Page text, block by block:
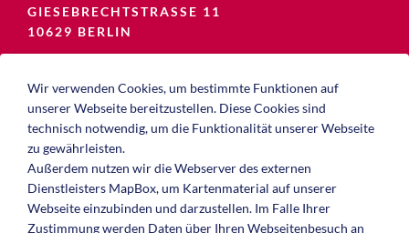
GIESEBRECHTSTRASSE 11
10629 BERLIN
FAX:
07141 911-7301
MAIL:
kontakt[at]avila-immobilien.de
Wir verwenden Cookies, um bestimmte Funktionen auf
unserer Webseite bereitzustellen. Diese Cookies sind
technisch notwendig, um die Funktionalität unserer Webseite
zu gewährleisten.
Außerdem nutzen wir die Webserver des externen
Dienstleisters MapBox, um Kartenmaterial auf unserer
Webseite einzubinden und darzustellen. Im Falle Ihrer
Zustimmung werden Daten über Ihren Webseitenbesuch an